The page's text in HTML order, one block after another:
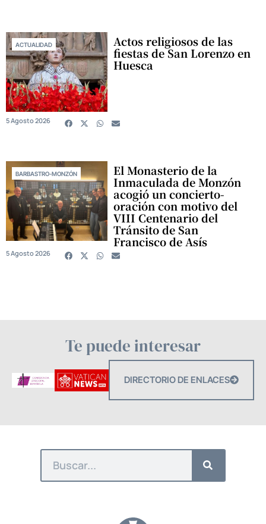
ACTUALIDAD Actos religiosos de las
fiestas de San Lorenzo en
Huesca
5 Agosto 2026
BARBASTRO-MONZÓN El Monasterio de la
Inmaculada de Monzón
acogió un concierto-
oración con motivo del
VIII Centenario del
Tránsito de San
Francisco de Asís
5 Agosto 2026
Te puede interesar
DIRECTORIO DE ENLACES